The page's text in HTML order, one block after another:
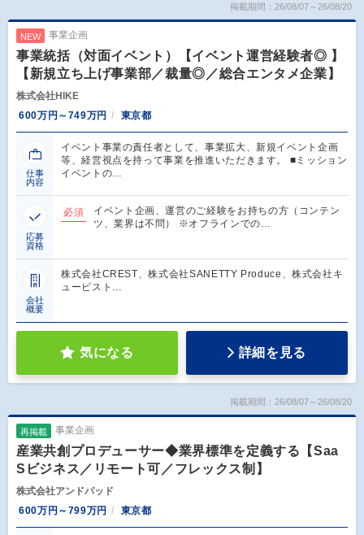
掲載期間：26/08/07～26/08/20
NEW 事業企画
事業統括（対面イベント）【イベント運営経験者◎ 】
【新規立ち上げ事業部／裁量◎／総合エンタメ企業】
株式会社HIKE
600万円～749万円
東京都
仕事
内容
イベント事業の責任者として、事業拡大、新規イベント企画
等、経営視点を持って事業を推進いただきます。 ■ミッション
イベントの…
応募
資格
必須
イベント企画、運営のご経験をお持ちの方（コンテン
ツ、業界は不問） ※オフラインでの…
会社
概要
株式会社CREST、株式会社SANETTY Produce、株式会社キ
ュービスト…
気になる 詳細を見る
掲載期間：26/08/07～26/08/20
再掲載 事業企画
産業共創プロデューサー◆業界標準を定義する【Saa
Sビジネス／リモート可／フレックス制】
株式会社アンドパッド
600万円～799万円
東京都